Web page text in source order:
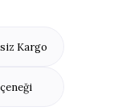
Kargo